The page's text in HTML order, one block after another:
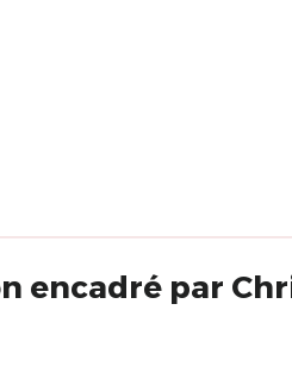
encadré par